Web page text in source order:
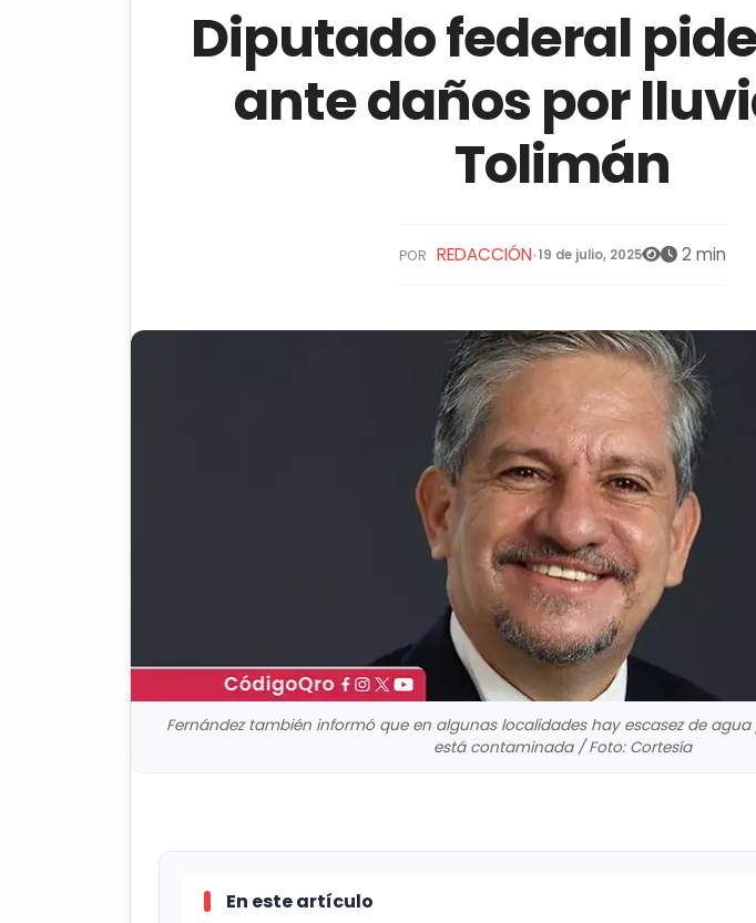
Diputado federal
ante daños por
Tolimán
POR REDACCIÓN•19 de julio, 2025 2 min
Fernández también informó que en algunas localidades hay escasez de
está contaminada / Foto: Cortesía
En este artículo